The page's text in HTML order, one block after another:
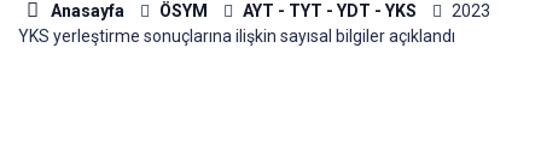
Anasayfa ÖSYM AYT - TYT - YDT - YKS
2023
YKS yerleştirme sonuçlarına ilişkin sayısal bilgiler açıklandı